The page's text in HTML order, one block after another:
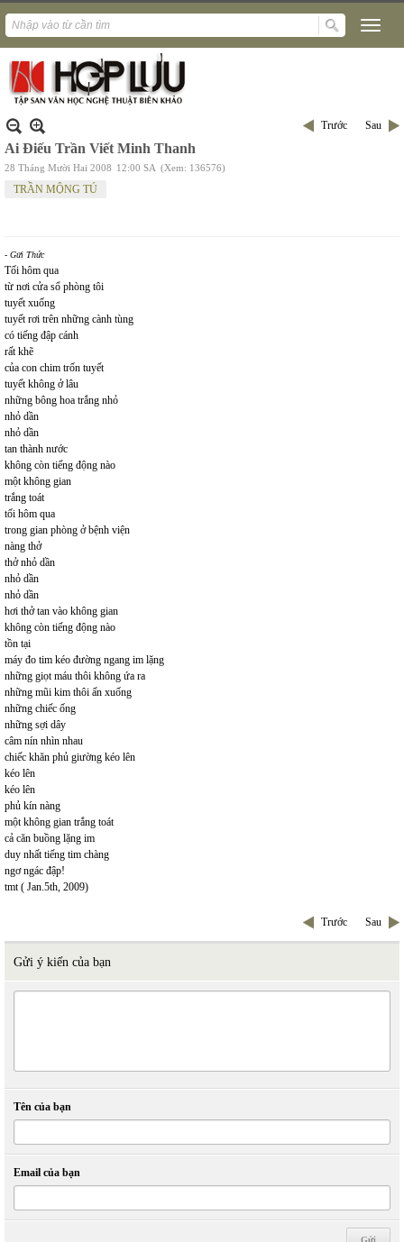
Trước Sau
Ai Điếu Trần Viết Minh Thanh
28 Tháng Mười Hai 2008 12:00 SA (Xem: 136576)
TRẦN MỘNG TÚ
- Gửi Thức
Tối hôm qua
từ nơi cửa sổ phòng tôi
tuyết xuống
tuyết rơi trên những cành tùng
có tiếng đập cánh
rất khẽ
của con chim trốn tuyết
tuyết không ở lâu
những bông hoa trắng nhỏ
nhỏ dần
nhỏ dần
tan thành nước
không còn tiếng động nào
một không gian
trắng toát
tối hôm qua
trong gian phòng ở bệnh viện
nàng thở
thở nhỏ dần
nhỏ dần
nhỏ dần
hơi thở tan vào không gian
không còn tiếng động nào
tồn tại
máy đo tim kéo đường ngang im lặng
những giọt máu thôi không ứa ra
những mũi kim thôi ấn xuống
những chiếc ống
những sợi dây
câm nín nhìn nhau
chiếc khăn phủ giường kéo lên
kéo lên
kéo lên
phủ kín nàng
một không gian trắng toát
cả căn buồng lặng im
duy nhất tiếng tim chàng
ngơ ngác đập!
tmt ( Jan.5th, 2009)
Trước Sau
Gửi ý kiến của bạn
Tên của bạn
Email của bạn